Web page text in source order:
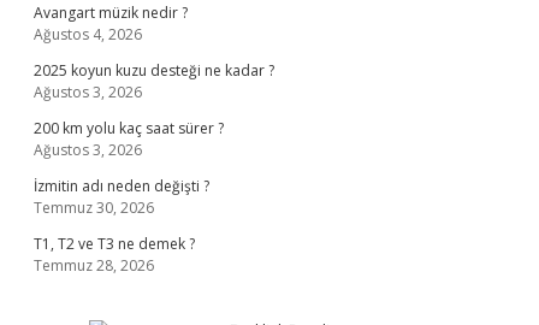
Avangart müzik nedir ?
Ağustos 4, 2026
2025 koyun kuzu desteği ne kadar ?
Ağustos 3, 2026
200 km yolu kaç saat sürer ?
Ağustos 3, 2026
İzmitin adı neden değişti ?
Temmuz 30, 2026
T1, T2 ve T3 ne demek ?
Temmuz 28, 2026